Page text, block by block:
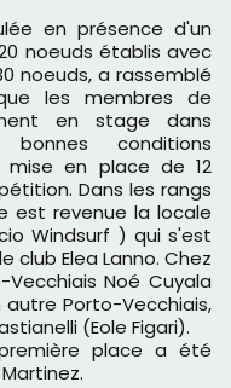
noeuds établis avec
noeuds, a rassemblé
les membres de
en stage dans
conditions
en place de 12
Dans les rangs
est revenue la locale
Windsurf ) qui s'est
Elea Lanno. Chez
Noé Cuyala
Porto-Vecchiais,
(Eole Figari).
place a été